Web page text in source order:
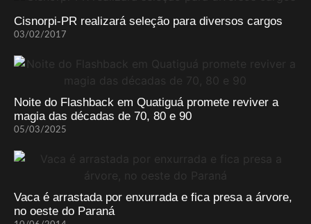
Cisnorpi-PR realizará seleção para diversos cargos
03/02/2017
Noite do Flashback em Quatiguá promete reviver a
magia das décadas de 70, 80 e 90
05/03/2025
Vaca é arrastada por enxurrada e fica presa a árvore,
no oeste do Paraná